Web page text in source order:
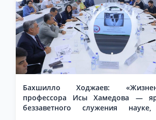
Почта
отправить
Бахшилло Ходжаев:
профессора Исы Хамедова —
беззаветного служения